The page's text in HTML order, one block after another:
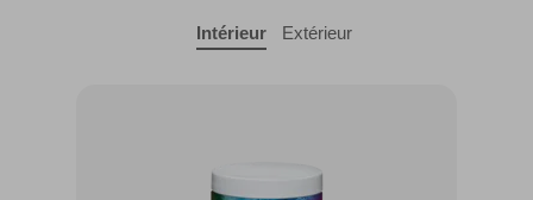
Intérieur Extérieur